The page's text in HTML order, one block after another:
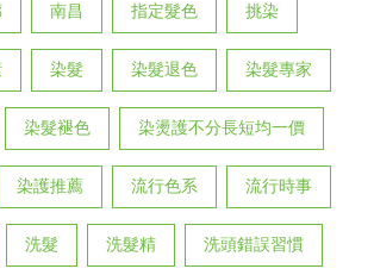
南昌 指定髮色 挑染
染髮 染髮退色 染髮專家
染髮褪色 染燙護不分長短均一價
染護推薦 流行色系 流行時事
洗髮 洗髮精 洗頭錯誤習慣